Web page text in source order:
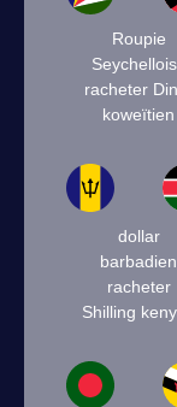
Roupie
racheter
koweïtien
dollar
barbadien
racheter
Shilling